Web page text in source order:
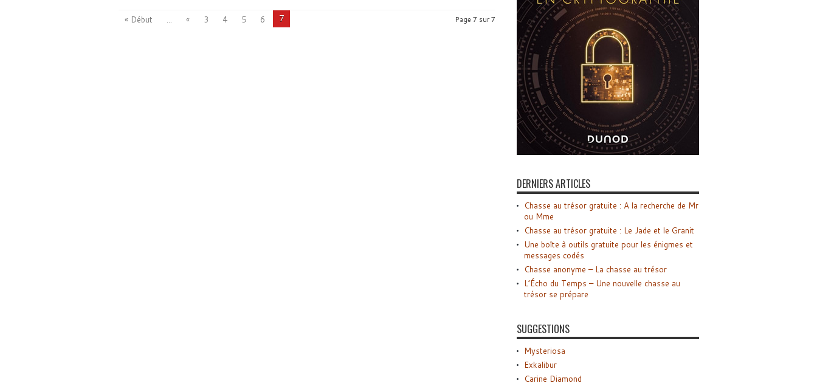
Page 7 sur 7
« Début ... « 3 4 5 6 7
DERNIERS ARTICLES
Chasse au trésor gratuite : A la recherche de Mr
ou Mme
Chasse au trésor gratuite : Le Jade et le Granit
Une boîte à outils gratuite pour les énigmes et
messages codés
Chasse anonyme – La chasse au trésor
L’Écho du Temps – Une nouvelle chasse au
trésor se prépare
SUGGESTIONS
Mysteriosa
Exkalibur
Carine Diamond